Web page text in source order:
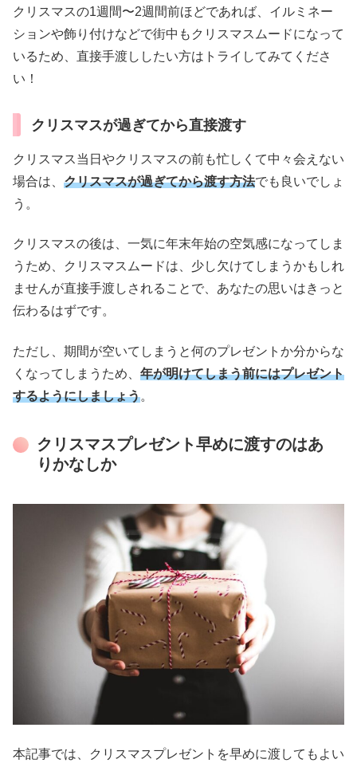
クリスマスの1週間〜2週間前ほどであれば、イルミネー
ションや飾り付けなどで街中もクリスマスムードになって
いるため、直接手渡ししたい方はトライしてみてくださ
い！
クリスマスが過ぎてから直接渡す
クリスマス当日やクリスマスの前も忙しくて中々会えない
場合は、 クリスマスが過ぎてから渡す方法でも良いでしょ
う。
クリスマスの後は、一気に年末年始の空気感になってしま
うため、クリスマスムードは、少し欠けてしまうかもしれ
ませんが直接手渡しされることで、あなたの思いはきっと
伝わるはずです。
ただし、期間が空いてしまうと何のプレゼントか分からな
くなってしまうため、 年が明けてしまう前にはプレゼント
するようにしましょう。
クリスマスプレゼント早めに渡すのはあ
りかなしか
本記事では、クリスマスプレゼントを早めに渡してもよい